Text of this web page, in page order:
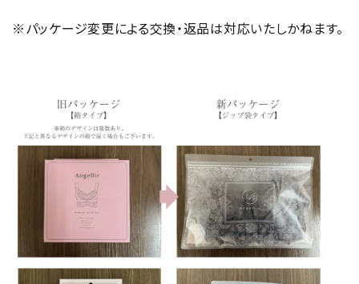
※パッケージ変更による交換・返品は対応いたしかねます。